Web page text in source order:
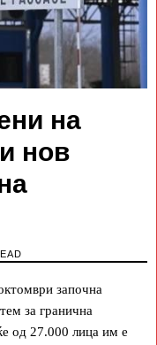
на
нов
започна
за гранична
од 27.000 лица им е